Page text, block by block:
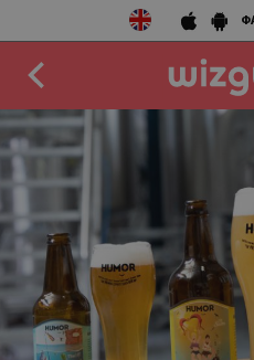
EAT
DRINK
50 BEST
AGENDA
COLLECTIONS